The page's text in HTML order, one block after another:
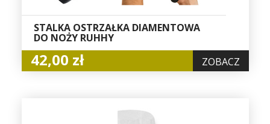
STALKA OSTRZAŁKA DIAMENTOWA
DO NOŻY RUHHY
42,00 zł ZOBACZ